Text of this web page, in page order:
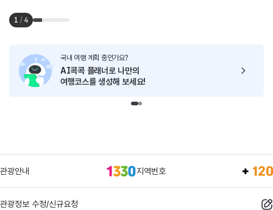
1 / 4
국내 여행 계획 중인가요?
AI콕콕 플래너로 나만의
여행코스를 생성해 보세요!
관광안내 지역번호
관광정보 수정/신규요청